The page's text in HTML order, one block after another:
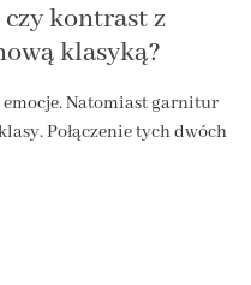
kontrast z
klasyką?
Natomiast garnitur
Połączenie tych dwóch